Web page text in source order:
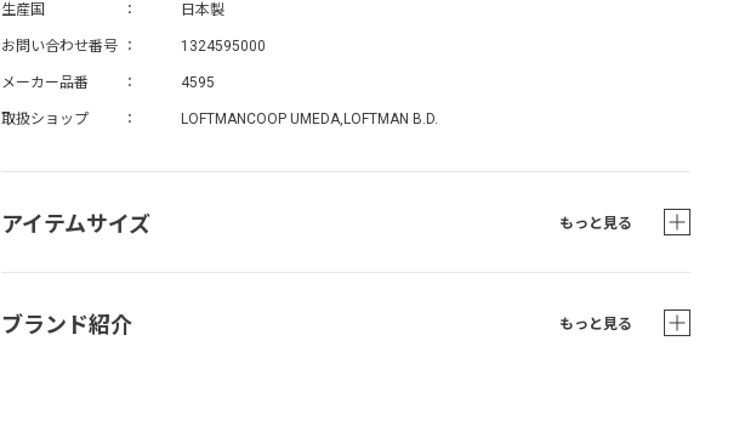
生産国 日本製
お問い合わせ番号 1324595000
メーカー品番 4595
取扱ショップ LOFTMANCOOP UMEDA,LOFTMAN B.D.
アイテムサイズ もっと見る
ブランド紹介 もっと見る